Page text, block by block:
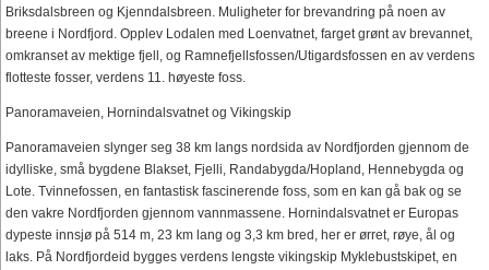
Briksdalsbreen og Kjenndalsbreen. Muligheter for brevandring på noen av
breene i Nordfjord. Opplev Lodalen med Loenvatnet, farget grønt av brevannet,
omkranset av mektige fjell, og Ramnefjellsfossen/Utigardsfossen en av verdens
flotteste fosser, verdens 11. høyeste foss.
Panoramaveien, Hornindalsvatnet og Vikingskip
Panoramaveien slynger seg 38 km langs nordsida av Nordfjorden gjennom de
idylliske, små bygdene Blakset, Fjelli, Randabygda/Hopland, Hennebygda og
Lote. Tvinnefossen, en fantastisk fascinerende foss, som en kan gå bak og se
den vakre Nordfjorden gjennom vannmassene. Hornindalsvatnet er Europas
dypeste innsjø på 514 m, 23 km lang og 3,3 km bred, her er ørret, røye, ål og
laks. På Nordfjordeid bygges verdens lengste vikingskip Myklebustskipet, en